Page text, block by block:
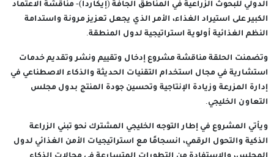
الدولي للبحوث الزراعية في المناطق الجافة (إيكاردا)- مناقشة الاعتماد
الكبير على استيراد الغذاء، الأمر الذي يجعل تعزيز مرونة واستدامة
النظم الغذائية أولوية استراتيجية لدول المنطقة.
وتضمنت الحلقة مناقشة مشروع إدخال وتقييم ونشر وتقديم خدمات
استشارية في مجال استخدام التقنيات الحديثة والذكاء الاصطناعي في
إدارة المزرعة وزيادة الإنتاجية وتحسين جودة المنتج بدول مجلس
التعاون الخليجي.
ويأتي المشروع في إطار التوجه الخليجي المشترك نحو تبني الزراعة
الذكية والتحول الرقمي، انسجامًا مع استراتيجيات الأمن الغذائي لدول